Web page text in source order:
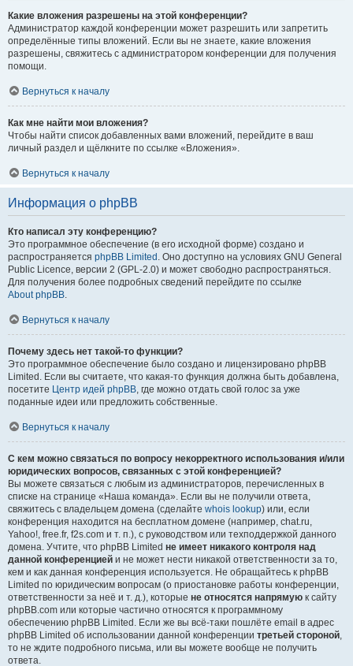
Какие вложения разрешены на этой конференции?
Администратор каждой конференции может разрешить или запретить
определённые типы вложений. Если вы не знаете, какие вложения
разрешены, свяжитесь с администратором конференции для получения
помощи.
Вернуться к началу
Как мне найти мои вложения?
Чтобы найти список добавленных вами вложений, перейдите в ваш
личный раздел и щёлкните по ссылке «Вложения».
Вернуться к началу
Информация о phpBB
Кто написал эту конференцию?
Это программное обеспечение (в его исходной форме) создано и
распространяется phpBB Limited . Оно доступно на условиях GNU General
Public Licence, версии 2 (GPL-2.0) и может свободно распространяться.
Для получения более подробных сведений перейдите по ссылке
About phpBB.
Вернуться к началу
Почему здесь нет такой-то функции?
Это программное обеспечение было создано и лицензировано phpBB
Limited. Если вы считаете, что какая-то функция должна быть добавлена,
посетите Центр идей phpBB, где можно отдать свой голос за уже
поданные идеи или предложить собственные.
Вернуться к началу
С кем можно связаться по вопросу некорректного использования и/или
юридических вопросов, связанных с этой конференцией?
Вы можете связаться с любым из администраторов, перечисленных в
списке на странице «Наша команда». Если вы не получили ответа,
свяжитесь с владельцем домена (сделайте whois lookup) или, если
конференция находится на бесплатном домене (например, chat.ru,
Yahoo!, free.fr, f2s.com и т. п.), с руководством или техподдержкой данного
домена. Учтите, что phpBB Limited не имеет никакого контроля над
данной конференцией и не может нести никакой ответственности за то,
кем и как данная конференция используется. Не обращайтесь к phpBB
Limited по юридическим вопросам (о приостановке работы конференции,
ответственности за неё и т. д.), которые не относятся напрямую к сайту
phpBB.com или которые частично относятся к программному
обеспечению phpBB Limited. Если же вы всё-таки пошлёте email в адрес
phpBB Limited об использовании данной конференции третьей стороной,
то не ждите подробного письма, или вы можете вообще не получить
ответа.